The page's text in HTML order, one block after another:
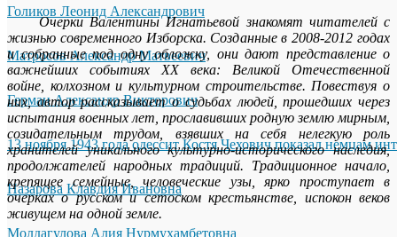
Голиков Леонид Александрович
Матросов Александр Матвеевич
Герман Александр Викторович
13 ноября 1943 года одессит Костя Чехович показал немцам
Назарова Клавдия Ивановна
Молдагулова Алия Нурмухамбетовна
Очерки Валентины Игнатьевой знакомят читателей с
жизнью современного Изборска. Созданные в 2008-2012 годах
и собранные под одну обложку, они дают представление о
важнейших событиях ХХ века: Великой Отечественной
войне, колхозном и культурном строительстве. Повествуя о
них, автор рассказывает о судьбах людей, прошедших через
испытания военных лет, прославивших родную землю мирным,
созидательным трудом, взявших на себя нелегкую роль
хранителей уникального культурно-исторического наследия,
продолжателей народных традиций. Традиционное начало,
крепящее семейные, человеческие узы, ярко проступает в
очерках о русском и сетоском крестьянстве, испокон веков
живущем на одной земле.